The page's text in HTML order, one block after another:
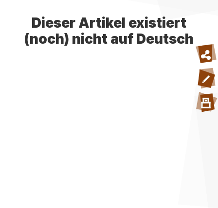
Dieser Artikel existiert
(noch) nicht auf Deutsch